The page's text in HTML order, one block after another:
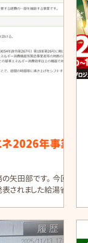
2026年事業
矢田部です。 今回
されました給湯省エ
category/saving_a